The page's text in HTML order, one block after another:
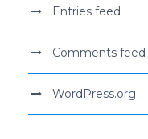
Entries feed
Comments feed
WordPress.org